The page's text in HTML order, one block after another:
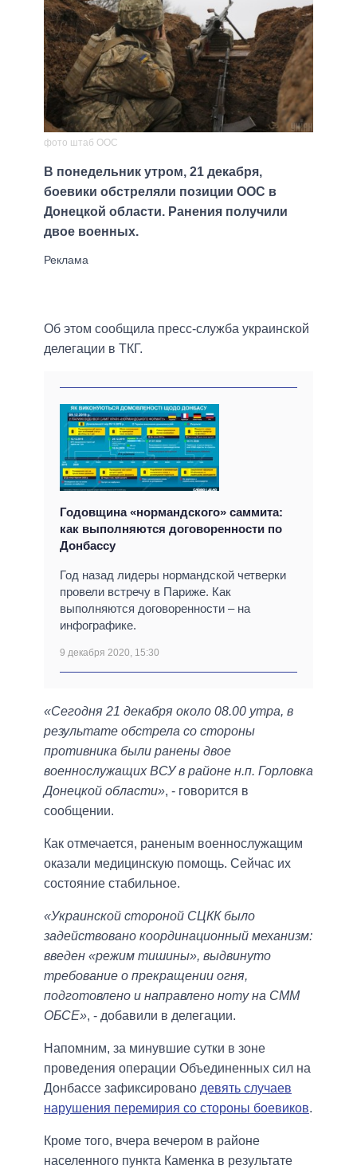
фото штаб ООС
В понедельник утром, 21 декабря,
боевики обстреляли позиции ООС в
Донецкой области. Ранения получили
двое военных.
Об этом сообщила пресс-служба украинской
делегации в ТКГ.
Годовщина «нормандского» саммита:
как выполняются договоренности по
Донбассу
Год назад лидеры нормандской четверки
провели встречу в Париже. Как
выполняются договоренности – на
инфографике.
9 декабря 2020, 15:30
«Сегодня 21 декабря около 08.00 утра, в
результате обстрела со стороны
противника были ранены двое
военнослужащих ВСУ в районе н.п. Горловка
Донецкой области», - говорится в
сообщении.
Как отмечается, раненым военнослужащим
оказали медицинскую помощь. Сейчас их
состояние стабильное.
«Украинской стороной СЦКК было
задействовано координационный механизм:
введен «режим тишины», выдвинуто
требование о прекращении огня,
подготовлено и направлено ноту на СММ
ОБСЕ», - добавили в делегации.
Напомним, за минувшие сутки в зоне
проведения операции Объединенных сил на
Донбассе зафиксировано девять случаев
нарушения перемирия со стороны боевиков.
Кроме того, вчера вечером в районе
населенного пункта Каменка в результате